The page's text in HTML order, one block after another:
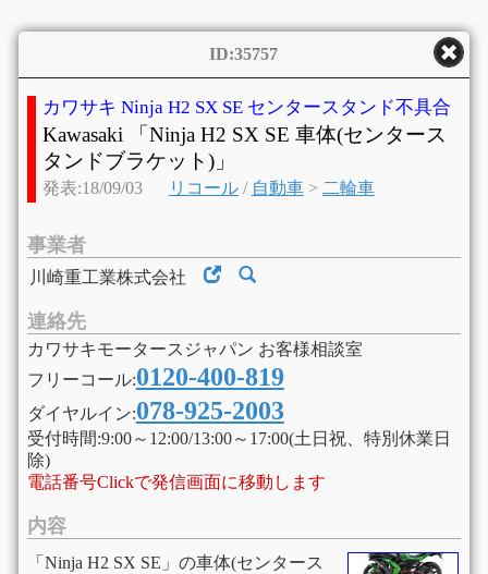
ID:35757
カワサキ Ninja H2 SX SE センタースタンド不具合
Kawasaki 「Ninja H2 SX SE 車体(センタース
タンドブラケット)」
発表:18/09/03 リコール/ 自動車> 二輪車
事業者
川崎重工業株式会社
連絡先
カワサキモータースジャパン お客様相談室
フリーコール:0120-400-819
ダイヤルイン:078-925-2003
受付時間:9:00～12:00/13:00～17:00(土日祝、特別休業日
除)
電話番号Clickで発信画面に移動します
内容
「Ninja H2 SX SE」の車体(センタース